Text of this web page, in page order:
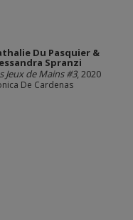
Du Pasquier &
Spranzi
Jeux de Mains #3, 2020
De Cardenas